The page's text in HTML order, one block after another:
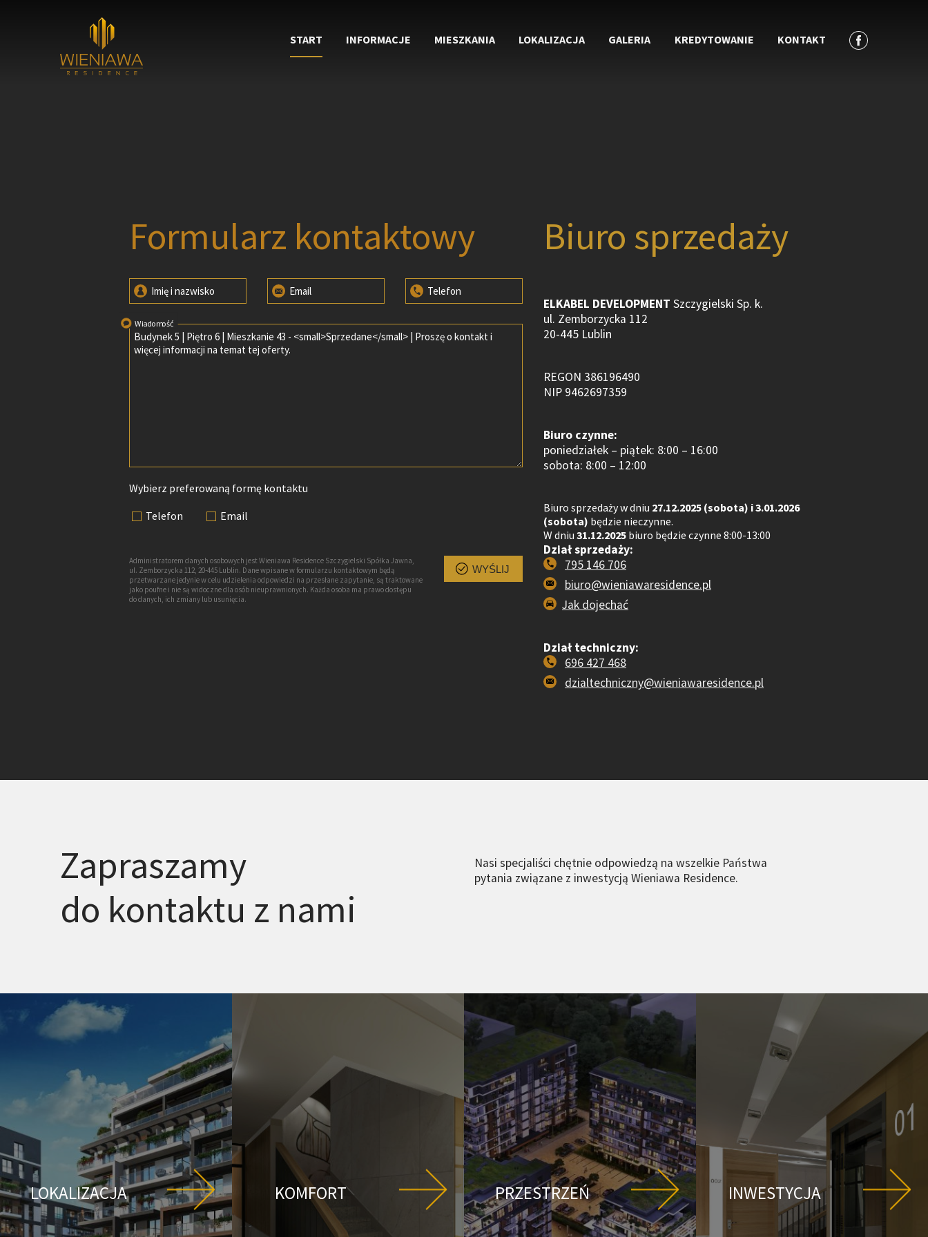
START INFORMACJE MIESZKANIA LOKALIZACJA GALERIA KREDYTOWANIE KONTAKT
Formularz kontaktowy
Imię i nazwisko Email Telefon
Wiadomość
Wybierz preferowaną formę kontaktu
Telefon
Email
Administratorem danych osobowych jest Wieniawa Residence Szczygielski Spółka Jawna,
ul. Zemborzycka 112, 20-445 Lublin. Dane wpisane w formularzu kontaktowym będą
przetwarzane jedynie w celu udzielenia odpowiedzi na przesłane zapytanie, są traktowane
jako poufne i nie są widoczne dla osób nieuprawnionych. Każda osoba ma prawo dostępu
do danych, ich zmiany lub usunięcia.
WYŚLIJ
Biuro sprzedaży
ELKABEL DEVELOPMENT Szczygielski Sp. k.
ul. Zemborzycka 112
20-445 Lublin
REGON 386196490
NIP 9462697359
Biuro czynne:
poniedziałek – piątek: 8:00 – 16:00
sobota: 8:00 – 12:00
Biuro sprzedaży w dniu 27.12.2025 (sobota) i 3.01.2026
(sobota) będzie nieczynne.
W dniu 31.12.2025 biuro będzie czynne 8:00-13:00
Dział sprzedaży:
795 146 706
biuro@wieniawaresidence.pl
Jak dojechać
Dział techniczny:
696 427 468
dzialtechniczny@wieniawaresidence.pl
Zapraszamy
do kontaktu z nami
Nasi specjaliści chętnie odpowiedzą na wszelkie Państwa
pytania związane z inwestycją Wieniawa Residence.
LOKALIZACJA KOMFORT PRZESTRZEŃ INWESTYCJA